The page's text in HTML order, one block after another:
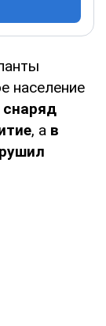
население
снаряд
, а в